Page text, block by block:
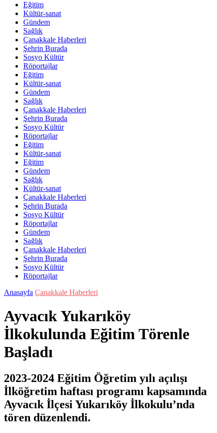
Eğitim
Kültür-sanat
Gündem
Sağlık
Çanakkale Haberleri
Şehrin Burada
Sosyo Kültür
Röportajlar
Eğitim
Kültür-sanat
Gündem
Sağlık
Çanakkale Haberleri
Şehrin Burada
Sosyo Kültür
Röportajlar
Eğitim
Kültür-sanat
Eğitim
Gündem
Sağlık
Kültür-sanat
Çanakkale Haberleri
Şehrin Burada
Sosyo Kültür
Röportajlar
Gündem
Sağlık
Çanakkale Haberleri
Şehrin Burada
Sosyo Kültür
Röportajlar
Anasayfa Çanakkale Haberleri
Ayvacık Yukarıköy
İlkokulunda Eğitim Törenle
Başladı
2023-2024 Eğitim Öğretim yılı açılışı
İlköğretim haftası programı kapsamında
Ayvacık İlçesi Yukarıköy İlkokulu’nda
tören düzenlendi.